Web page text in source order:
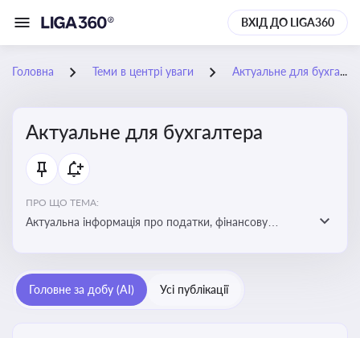
ВХІД ДО LIGA360
Головна Теми в центрі уваги Актуальне для бухгалтера
Актуальне для бухгалтера
ПРО ЩО ТЕМА:
Актуальна інформація про податки, фінансову
підприємств
Головне за добу (AI) Усі публікації